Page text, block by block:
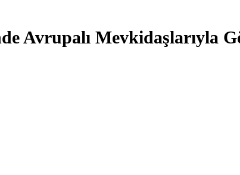
Avrupalı Mevkidaşlarıyla